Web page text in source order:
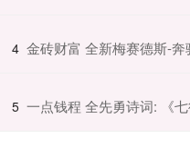
4 金砖财富 全新梅赛德斯-
5 一点钱程 全先勇诗词: 《七